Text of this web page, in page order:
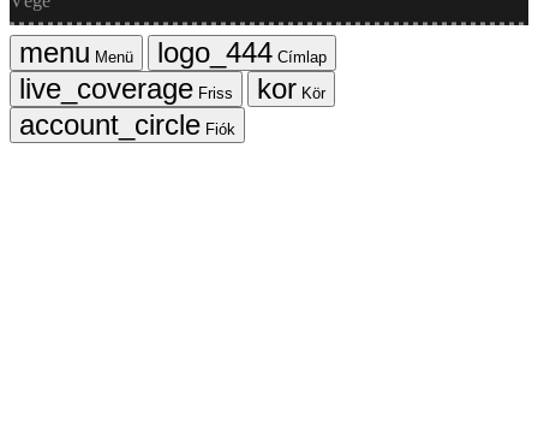
Menü
Címlap
Friss
Kör
Fiók